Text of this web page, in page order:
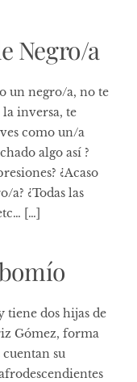
Negro/a
un negro/a, no te
inversa, te
como un/a
algo así ?
¿Acaso
¿Todas las
[…]
tiene dos hijas de
Gómez, forma
su